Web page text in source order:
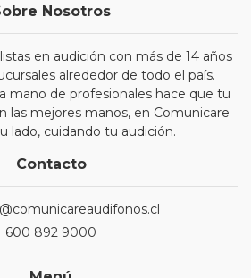
Nosotros
en audición con más de 14 años
alrededor de todo el país.
mano de profesionales hace que tu
las mejores manos, en Comunicare
lado, cuidando tu audición.
Contacto
600 892 9000